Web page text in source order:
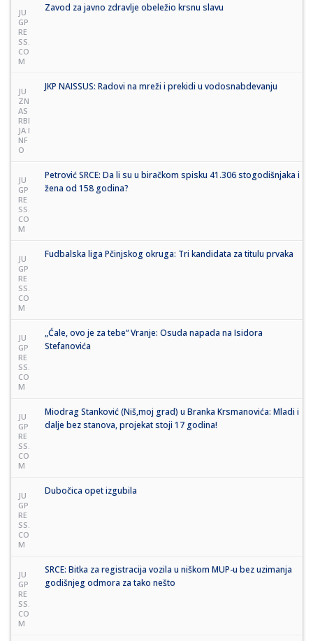
JU
GP
RE
SS.
CO
M
Zavod za javno zdravlje obeležio krsnu slavu
JU
ZN
AS
RBI
JA.I
NF
O
JKP NAISSUS: Radovi na mreži i prekidi u vodosnabdevanju
JU
GP
RE
SS.
CO
M
Petrović SRCE: Da li su u biračkom spisku 41.306 stogodišnjaka i
žena od 158 godina?
JU
GP
RE
SS.
CO
M
Fudbalska liga Pčinjskog okruga: Tri kandidata za titulu prvaka
JU
GP
RE
SS.
CO
M
„Ćale, ovo je za tebe“ Vranje: Osuda napada na Isidora
Stefanovića
JU
GP
RE
SS.
CO
M
Miodrag Stanković (Niš,moj grad) u Branka Krsmanovića: Mladi i
dalje bez stanova, projekat stoji 17 godina!
JU
GP
RE
SS.
CO
M
Dubočica opet izgubila
JU
GP
RE
SS.
CO
M
SRCE: Bitka za registracija vozila u niškom MUP-u bez uzimanja
godišnjeg odmora za tako nešto